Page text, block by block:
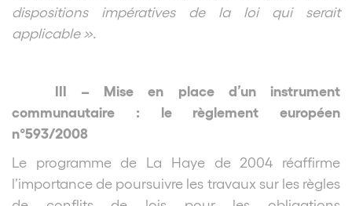
dispositions impératives de la loi qui serait
applicable ».
III – Mise en place d’un instrument
communautaire : le règlement européen
n°593/2008
Le programme de La Haye de 2004 réaffirme
l’importance de poursuivre les travaux sur les règles